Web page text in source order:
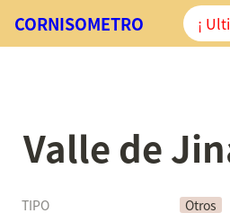
CORNISOMETRO ¡
Valle de
TIPO
Otros